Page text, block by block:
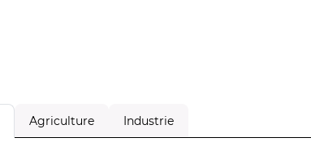
Agriculture Industrie